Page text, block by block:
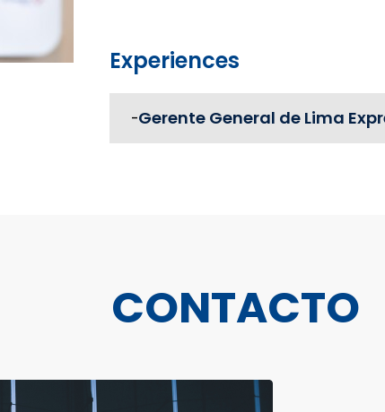
Experiences
-Gerente General de Lima
CONTACTO